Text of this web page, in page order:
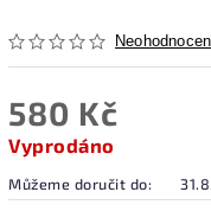
580 Kč
Vyprodáno
Můžeme doručit do: